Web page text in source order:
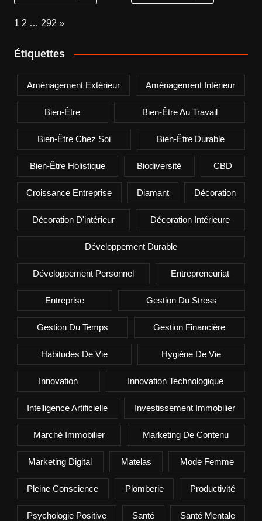
Page:
1 2 … 292 Next
»
Étiquettes
Aménagement Extérieur Aménagement Intérieur
Bien-Être Bien-Être Au Travail
Bien-Être Chez Soi Bien-Être Durable
Bien-Être Holistique Biodiversité CBD
Croissance Entreprise Diamant Décoration
Décoration D'intérieur Décoration Intérieure
Développement Durable
Développement Personnel Entrepreneuriat
Entreprise Gestion Du Stress
Gestion Du Temps Gestion Financière
Habitudes De Vie Hygiène De Vie
Innovation Innovation Technologique
Intelligence Artificielle Investissement Immobilier
Marché Immobilier Marketing De Contenu
Marketing Digital Matelas Mode Femme
Pleine Conscience Plomberie Productivité
Psychologie Positive Santé Santé Mentale